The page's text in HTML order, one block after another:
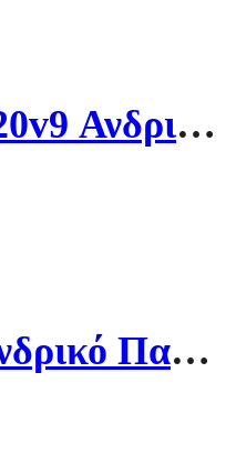
New Balance 520v9 Ανδρικό Παπούτσι M52028X Μπλέ
New Balance Ανδρικό Παπούτσι M5206IE Λευκό/Μπλέ